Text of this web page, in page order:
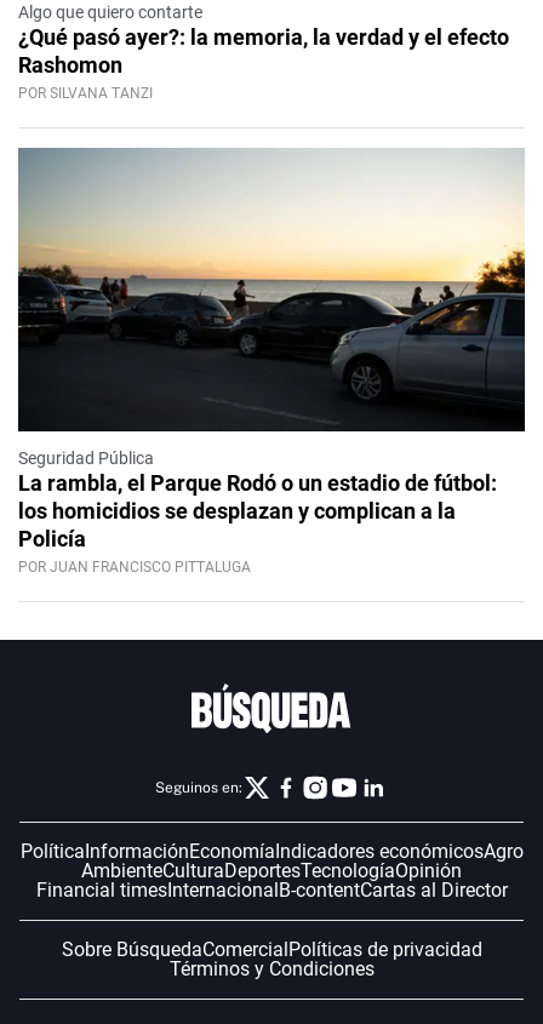
Algo que quiero contarte
¿Qué pasó ayer?: la memoria, la verdad y el efecto
Rashomon
POR SILVANA TANZI
Seguridad Pública
La rambla, el Parque Rodó o un estadio de fútbol:
los homicidios se desplazan y complican a la
Policía
POR JUAN FRANCISCO PITTALUGA
Seguinos en:
Política InformaciónEconomía Indicadores económicosAgro
AmbienteCulturaDeportesTecnologíaOpinión
Financial timesInternacional B-contentCartas al Director
Sobre BúsquedaComercial Políticas de privacidad
Términos y Condiciones